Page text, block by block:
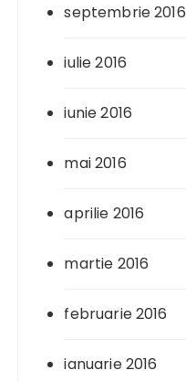
septembrie 2016
iulie 2016
iunie 2016
mai 2016
aprilie 2016
martie 2016
februarie 2016
ianuarie 2016